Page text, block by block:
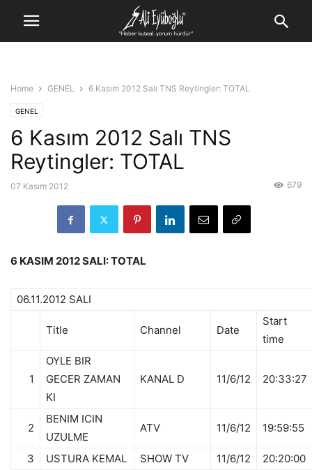
Home GENEL 6 Kasım 2012 Salı TNS Reytingler: TOTAL
GENEL
6 Kasım 2012 Salı TNS
Reytingler: TOTAL
07 Kasım 2012 679
6 KASIM 2012 SALI: TOTAL
06.11.2012 SALI
Title Channel Date
Start
time
1
OYLE BIR
GECER ZAMAN
KI
KANAL D 11/6/12 20:33:27
2
BENIM ICIN
UZULME
ATV 11/6/12 19:59:55
3 USTURA KEMAL SHOW TV 11/6/12 20:20:00